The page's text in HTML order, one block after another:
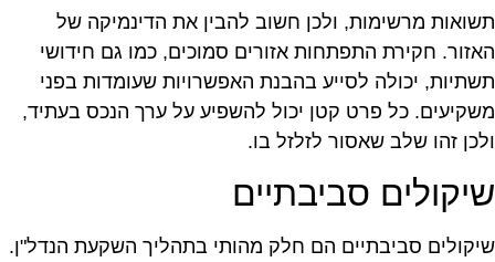
מרשימות, ולכן חשוב להבין את הדינמיקה של
חקירת התפתחות אזורים סמוכים, כמו גם חידושי
יכולה לסייע בהבנת האפשרויות שעומדות בפני
כל פרט קטן יכול להשפיע על ערך הנכס בעתיד,
זהו שלב שאסור לזלזל בו.
סביבתיים
סביבתיים הם חלק מהותי בתהליך השקעת הנדל"ן.